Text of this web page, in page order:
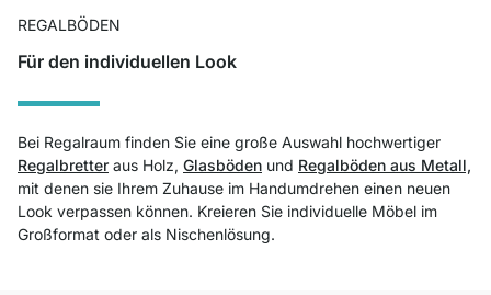
REGALBÖDEN
Für den individuellen Look
Bei Regalraum finden Sie eine große Auswahl hochwertiger
Regalbretter aus Holz, Glasböden und Regalböden aus Metall,
mit denen sie Ihrem Zuhause im Handumdrehen einen neuen
Look verpassen können. Kreieren Sie individuelle Möbel im
Großformat oder als Nischenlösung.